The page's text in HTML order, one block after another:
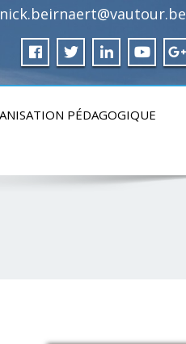
nick.beirnaert@vautour.be
PÉDAGOGIQUE